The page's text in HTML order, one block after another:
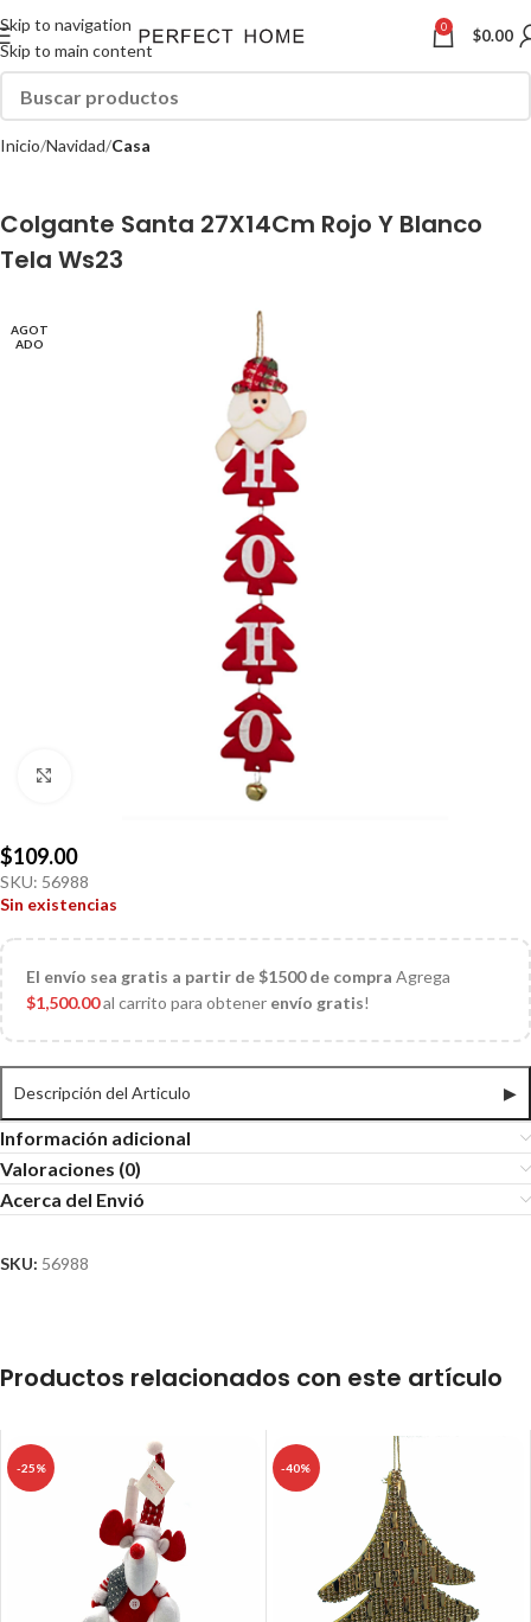
Skip to navigation
Skip to main content
0 $0.00
Inicio Navidad Casa
Colgante Santa 27X14Cm Rojo Y Blanco
Tela Ws23
AGOT
ADO
$109.00
SKU: 56988
Sin existencias
El envío sea gratis a partir de $1500 de compra Agrega
$1,500.00al carrito para obtener envío gratis!
Descripción del Articulo ▶
Información adicional
Valoraciones (0)
Acerca del Envió
SKU: 56988
Productos relacionados con este artículo
-25% -40%